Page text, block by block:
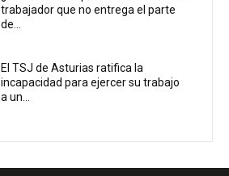
trabajador que no entrega el parte
de...
El TSJ de Asturias ratifica la
incapacidad para ejercer su trabajo
a un...